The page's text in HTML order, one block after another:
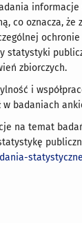
co oznacza, że
statystyki
zbiorczych.
i
w badaniach
na temat